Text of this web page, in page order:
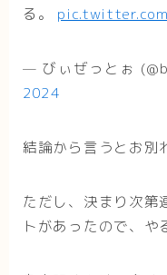
る。
— びぃぜっとぉ
2024
結論から言うとお別
ただし、決まり次第
トがあったので、や